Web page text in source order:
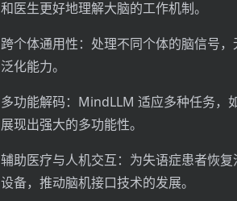
和医生更好地理解大脑的工作机制。
跨个体通用性：处理不同个体的脑信号
泛化能力。
多功能解码：MindLLM 适应多种任务，
展现出强大的多功能性。
辅助医疗与人机交互：为失语症患者恢
设备，推动脑机接口技术的发展。